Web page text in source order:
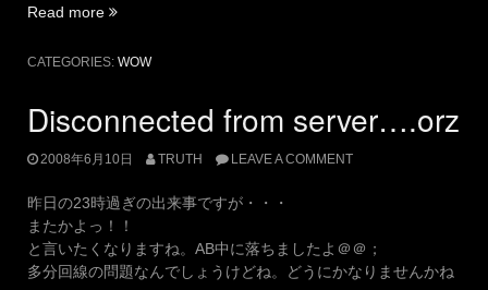
Read more “洗
物
カ
カ
で
す
よ！”
CATEGORIES: WOW
Disconnected from server….orz
2008年6月10日 TRUTH LEAVE A COMMENT
昨日の23時過ぎの出来事ですが・・・
またかよっ！！
と言いたくなりますね。AB中に落ちましたよ＠＠；
多分回線の問題なんでしょうけどね。どうにかなりませんかね